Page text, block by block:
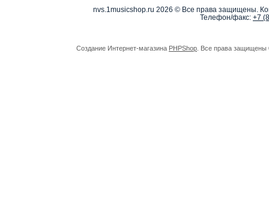
nvs.1musicshop.ru 2026 © Все права защищены.
Телефон/факс: +7
Создание Интернет-магазина PHPShop . Все права защищены